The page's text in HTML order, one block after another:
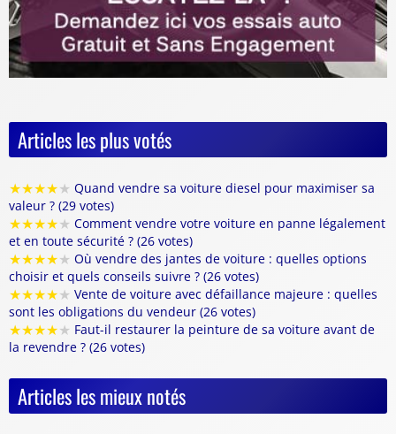
Articles les plus votés
★★★★★ Quand vendre sa voiture diesel pour maximiser sa
valeur ? (29 votes)
★★★★★ Comment vendre votre voiture en panne légalement
et en toute sécurité ? (26 votes)
★★★★★ Où vendre des jantes de voiture : quelles options
choisir et quels conseils suivre ? (26 votes)
★★★★★ Vente de voiture avec défaillance majeure : quelles
sont les obligations du vendeur (26 votes)
★★★★★ Faut-il restaurer la peinture de sa voiture avant de
la revendre ? (26 votes)
Articles les mieux notés